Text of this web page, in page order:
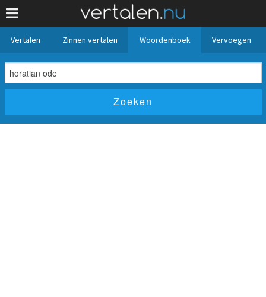
Vertalen Zinnen vertalen Woordenboek Vervoegen